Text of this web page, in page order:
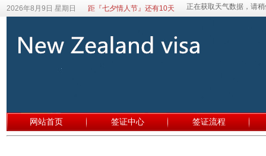
2026年8月9日 星期日 距『七夕情人节』还有10天
网站首页 签证中心 签证流程